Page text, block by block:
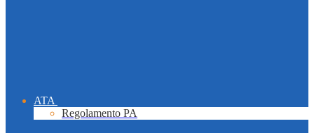
ATA
Regolamento PA